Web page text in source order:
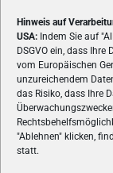
Hinweis auf
USA: Indem Sie auf
DSGVO ein, dass Ihre
vom Europäischen
unzureichendem
das Risiko, dass Ihre
"Ablehnen" klicken,
statt.
VON GAMERN,
Spielemagazin
Reviews und